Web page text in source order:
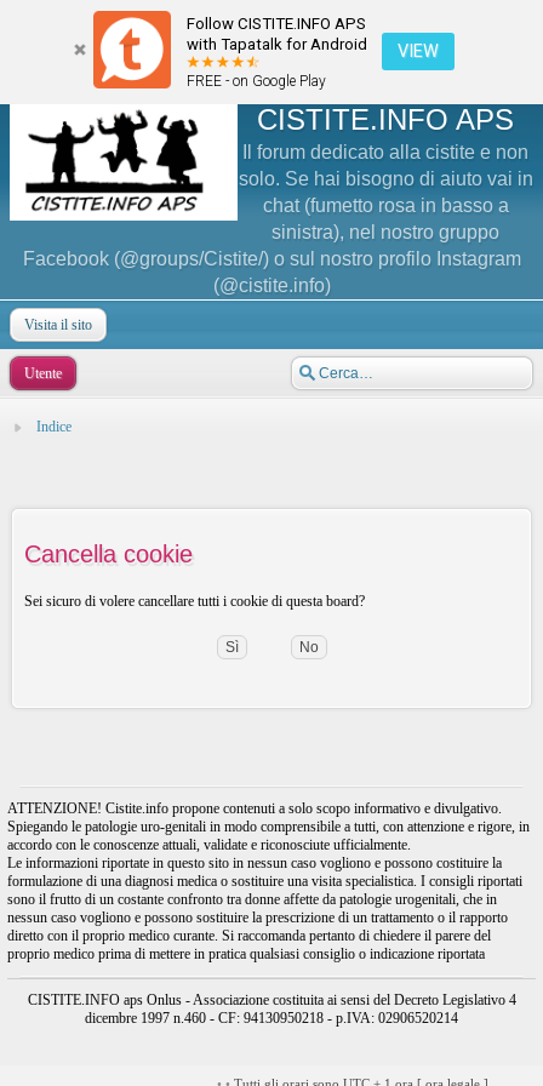
Follow CISTITE.INFO APS
with Tapatalk for Android
FREE - on Google Play
VIEW
CISTITE.INFO APS
Il forum dedicato alla cistite e non
solo. Se hai bisogno di aiuto vai in
chat (fumetto rosa in basso a
sinistra), nel nostro gruppo
Facebook (@groups/Cistite/) o sul nostro profilo Instagram
(@cistite.info)
Visita il sito
Utente
Indice
Cancella cookie
Sei sicuro di volere cancellare tutti i cookie di questa board?
ATTENZIONE! Cistite.info propone contenuti a solo scopo informativo e divulgativo.
Spiegando le patologie uro-genitali in modo comprensibile a tutti, con attenzione e rigore, in
accordo con le conoscenze attuali, validate e riconosciute ufficialmente.
Le informazioni riportate in questo sito in nessun caso vogliono e possono costituire la
formulazione di una diagnosi medica o sostituire una visita specialistica. I consigli riportati
sono il frutto di un costante confronto tra donne affette da patologie urogenitali, che in
nessun caso vogliono e possono sostituire la prescrizione di un trattamento o il rapporto
diretto con il proprio medico curante. Si raccomanda pertanto di chiedere il parere del
proprio medico prima di mettere in pratica qualsiasi consiglio o indicazione riportata
CISTITE.INFO aps Onlus - Associazione costituita ai sensi del Decreto Legislativo 4
dicembre 1997 n.460 - CF: 94130950218 - p.IVA: 02906520214